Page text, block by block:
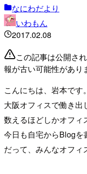
なにわだより
いわもん
2017.02.08
この記事は公開さ
報が古い可能性があり
こんにちは、岩本です。
大阪オフィスで働き出
数えるほどしかオフィ
今日も自宅からBlogを
だって、みんなオフィ